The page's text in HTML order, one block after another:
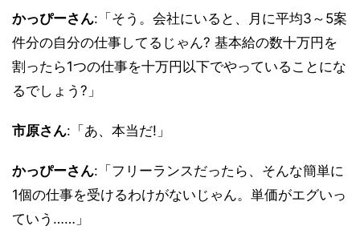
かっぴーさん:「そう。会社にいると、月に平均3～5案
件分の自分の仕事してるじゃん? 基本給の数十万円を
割ったら1つの仕事を十万円以下でやっていることにな
るでしょう?」
市原さん:「あ、本当だ!」
かっぴーさん:「フリーランスだったら、そんな簡単に
1個の仕事を受けるわけがないじゃん。単価がエグいっ
ていう……」